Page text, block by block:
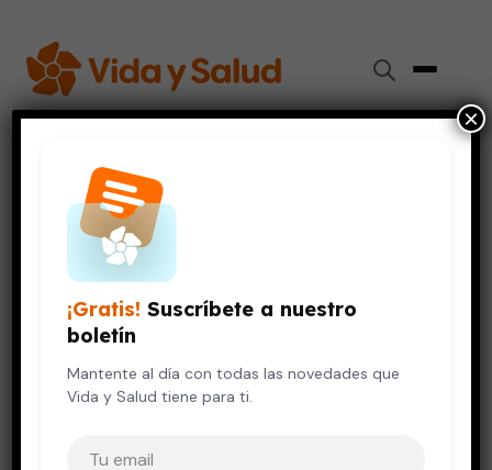
Salud de la Mujer
SALUD DE LA MUJER
¿Qué es y para qué sirve el
Botox?
¡Gratis! Suscríbete a nuestro
boletín
Mantente al día con todas las novedades que
Vida y Salud tiene para ti.
×